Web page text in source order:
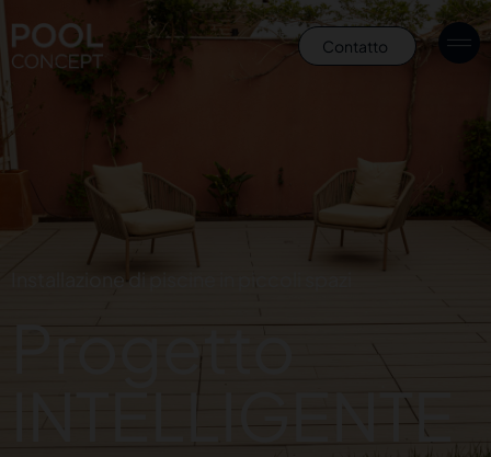
Contatto
Installazione di piscine in piccoli spazi
Progetto
INTELLIGENTE